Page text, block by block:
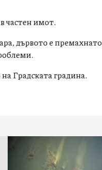
– то е паднало върху
изпратени екипи на
имот.
дървото е премахнато,
Градската градина.